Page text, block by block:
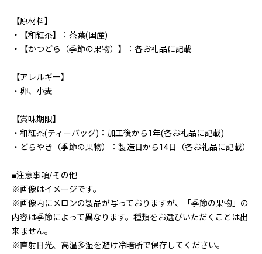
【原材料】
・【和紅茶】：茶葉(国産)
・【かつどら（季節の果物）】：各お礼品に記載
【アレルギー】
・卵、小麦
【賞味期限】
・和紅茶(ティーバッグ)：加工後から1年(各お礼品に記載)
・どらやき（季節の果物）：製造日から14日（各お礼品に記載）
■注意事項/その他
※画像はイメージです。
※画像内にメロンの製品が写っておりますが、「季節の果物」の
内容は季節によって異なります。種類をお選びいただくことは出
来ません。
※直射日光、高温多湿を避け冷暗所で保存してください。